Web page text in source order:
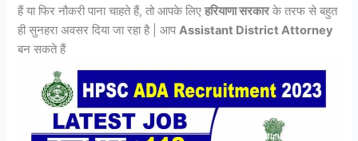
हैं या फिर नौकरी पाना चाहते हैं, तो आपके लिएहरियाणा सरकारके तरफ से बहुत
ही सुनहरा अवसर दिया जा रहा है | आपAssistant District Attorney
बन सकते हैं